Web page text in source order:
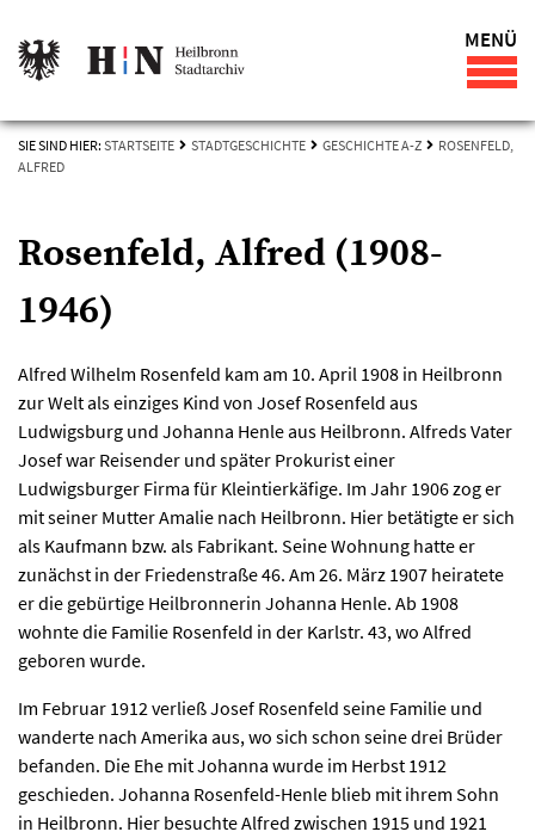
MENÜ
SIE SIND HIER: STARTSEITE STADTGESCHICHTE GESCHICHTE A-Z
ROSENFELD,
ALFRED
Rosenfeld, Alfred (1908-
1946)
Alfred Wilhelm Rosenfeld kam am 10. April 1908 in Heilbronn
zur Welt als einziges Kind von Josef Rosenfeld aus
Ludwigsburg und Johanna Henle aus Heilbronn. Alfreds Vater
Josef war Reisender und später Prokurist einer
Ludwigsburger Firma für Kleintierkäfige. Im Jahr 1906 zog er
mit seiner Mutter Amalie nach Heilbronn. Hier betätigte er sich
als Kaufmann bzw. als Fabrikant. Seine Wohnung hatte er
zunächst in der Friedenstraße 46. Am 26. März 1907 heiratete
er die gebürtige Heilbronnerin Johanna Henle. Ab 1908
wohnte die Familie Rosenfeld in der Karlstr. 43, wo Alfred
geboren wurde.
Im Februar 1912 verließ Josef Rosenfeld seine Familie und
wanderte nach Amerika aus, wo sich schon seine drei Brüder
befanden. Die Ehe mit Johanna wurde im Herbst 1912
geschieden. Johanna Rosenfeld-Henle blieb mit ihrem Sohn
in Heilbronn. Hier besuchte Alfred zwischen 1915 und 1921